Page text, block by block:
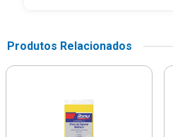
Produtos Relacionados